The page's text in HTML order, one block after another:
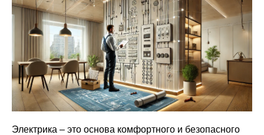
Электрика – это основа комфортного и безопасного